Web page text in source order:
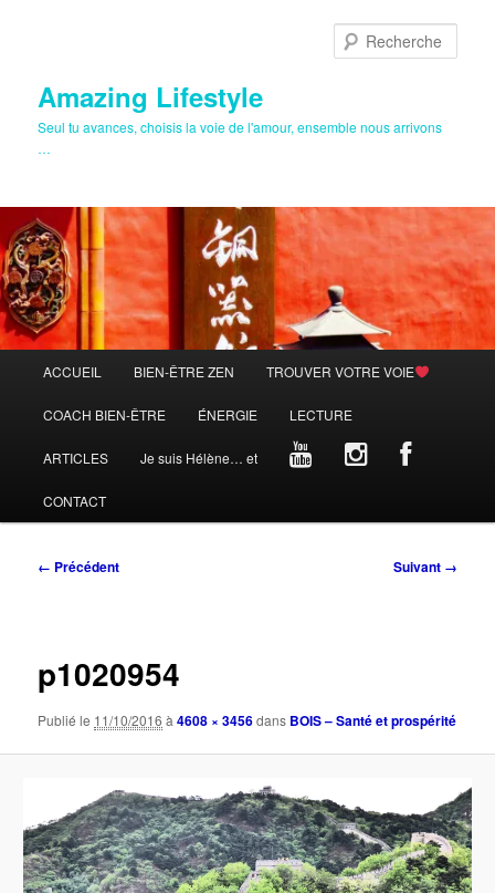
Amazing Lifestyle
Seul tu avances, choisis la voie de l'amour, ensemble nous arrivons
…
principal
ACCUEIL BIEN-ÊTRE ZEN TROUVER VOTRE VOIE
COACH BIEN-ÊTRE ÉNERGIE LECTURE
ARTICLES Je suis Hélène… et
CONTACT
Navigation
← Précédent Suivant →
p1020954
Publié le 11/10/2016 à4608 × 3456dans BOIS – Santé et prospérité